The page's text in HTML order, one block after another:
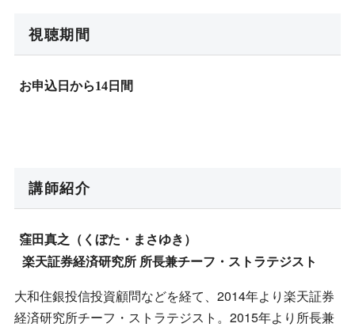
視聴期間
お申込日から14日間
講師紹介
窪田真之（くぼた・まさゆき）
楽天証券経済研究所 所長兼チーフ・ストラテジスト
大和住銀投信投資顧問などを経て、2014年より楽天証券
経済研究所チーフ・ストラテジスト。2015年より所長兼